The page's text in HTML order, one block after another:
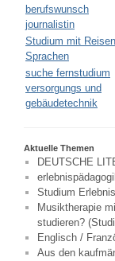
berufswunsch
journalistin
Studium mit Reisen,
Sprachen
suche fernstudium
versorgungs und
gebäudetechnik
Aktuelle Themen
DEUTSCHE
Studium
Musiktherapie
studieren?
Englisch /
Aus den